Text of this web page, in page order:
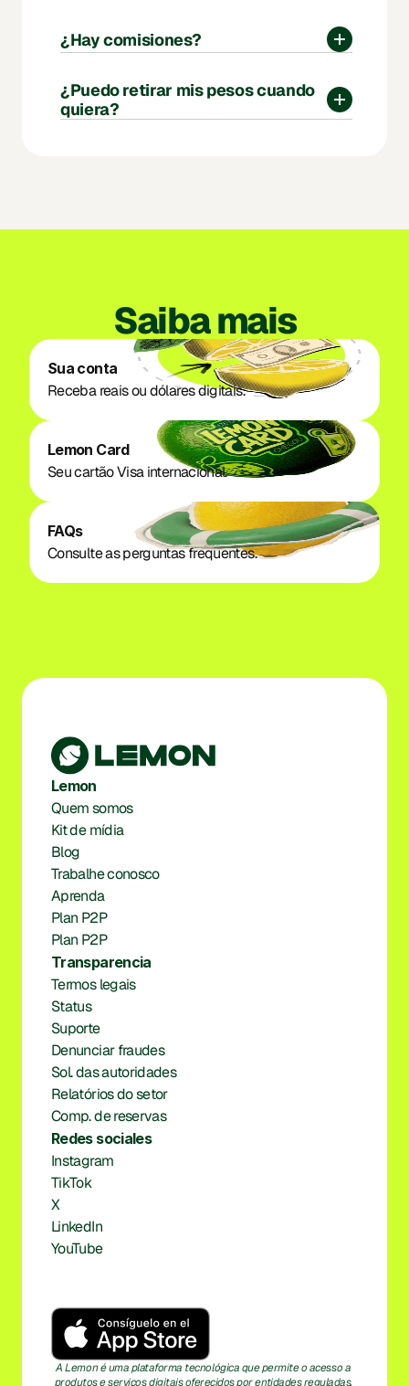
¿Hay comisiones?
¿Puedo retirar mis pesos cuando
quiera?
Saiba mais
Sua conta
Receba reais ou dólares digitais.
Lemon Card
Seu cartão Visa internacional.
FAQs
Consulte as perguntas frequentes.
Lemon
Quem somos
Kit de mídia
Blog
Trabalhe conosco
Aprenda
Plan P2P
Plan P2P
Transparencia
Termos legais
Status
Suporte
Denunciar fraudes
Sol. das autoridades
Relatórios do setor
Comp. de reservas
Redes sociales
Instagram
TikTok
X
LinkedIn
YouTube
A Lemon é uma plataforma tecnológica que permite o acesso a
produtos e serviços digitais oferecidos por entidades reguladas.